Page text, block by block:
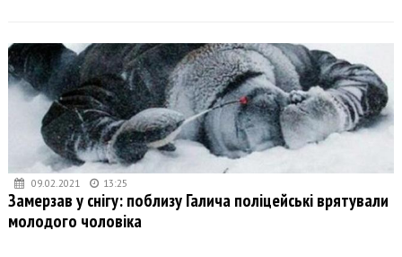
09.02.2021 13:25
Замерзав у снігу: поблизу Галича поліцейські врятували
молодого чоловіка